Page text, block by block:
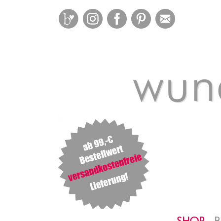
BloglovinInstagramFacebookPinterest